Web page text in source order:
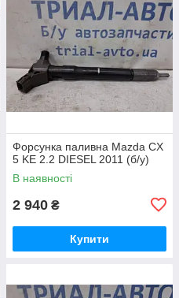
Форсунка паливна Mazda CX
5 KE 2.2 DIESEL 2011 (б/у)
В наявності
2 940 ₴
Купити